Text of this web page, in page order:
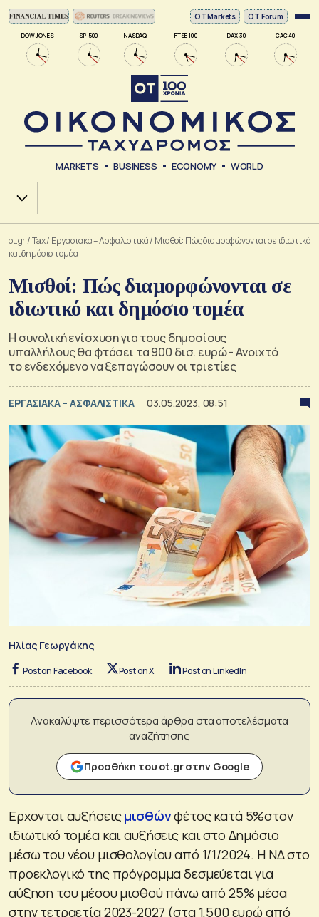
DOW JONES SP 500 NASDAQ FTSE 100 DAX 30 CAC 40
ΟΤ Markets OT Forum
MARKETS BUSINESS ECONOMY WORLD
Χ.Α.
ot.gr/Tax/ Εργασιακά – Ασφαλιστικά/ Μισθοί: Πώς διαμορφώνονται σε ιδιωτικό
και δημόσιο τομέα
Μισθοί: Πώς διαμορφώνονται σε
ιδιωτικό και δημόσιο τομέα
H συνολική ενίσχυση για τους δημοσίους
υπαλλήλους θα φτάσει τα 900 δισ. ευρώ - Ανοιχτό
το ενδεχόμενο να ξεπαγώσουν οι τριετίες
ΕΡΓΑΣΙΑΚΑ – ΑΣΦΑΛΙΣΤΙΚΑ 03.05.2023, 08:51
Ηλίας Γεωργάκης
Post on Facebook Post on X Post on LinkedIn
Ανακαλύψτε περισσότερα άρθρα στα αποτελέσματα
αναζήτησης
Προσθήκη του ot.gr στην Google
Ερχονται αυξήσειςμισθώνφέτος κατά 5%στον
ιδιωτικό τομέα και αυξήσεις και στο Δημόσιο
μέσω του νέου μισθολογίου από 1/1/2024. Η ΝΔ στο
προεκλογικό της πρόγραμμα δεσμεύεται για
αύξηση του μέσου μισθού πάνω από 25% μέσα
στην τετραετία 2023-2027 (στα 1.500 ευρώ από